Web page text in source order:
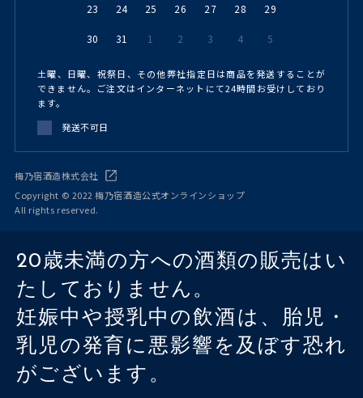
23 24 25 26 27 28 29
30 31 1 2 3 4 5
土曜、日曜、祝祭日、その他弊社指定日は商品を発送することが
できません。ご注文はインターネットにて24時間お受けしており
ます。
発送不可日
梅乃宿酒造株式会社
Copyright © 2022 梅乃宿酒造公式オンラインショップ
All rights reserved.
20歳未満の方への酒類の販売はい
たしておりません。
妊娠中や授乳中の飲酒は、胎児・
乳児の発育に悪影響を及ぼす恐れ
がございます。